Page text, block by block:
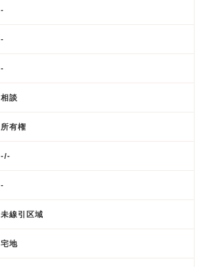
-
-
-
相談
所有権
-/-
-
未線引区域
宅地